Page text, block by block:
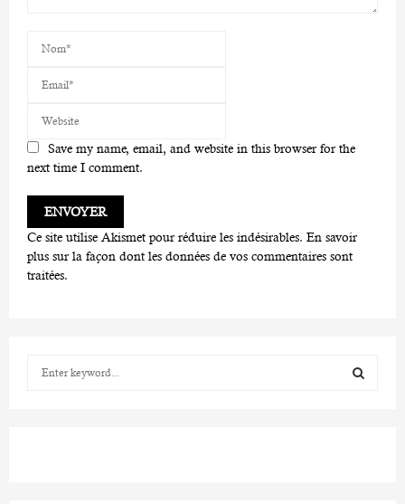
Save my name, email, and website in this browser for the
next time I comment.
Ce site utilise Akismet pour réduire les indésirables. En savoir
plus sur la façon dont les données de vos commentaires sont
traitées.